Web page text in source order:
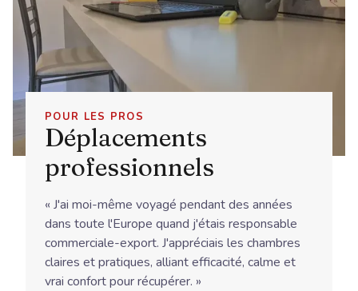
POUR LES PROS
Déplacements
professionnels
« J'ai moi-même voyagé pendant des années
dans toute l'Europe quand j'étais responsable
commerciale-export. J'appréciais les chambres
claires et pratiques, alliant efficacité, calme et
vrai confort pour récupérer. »